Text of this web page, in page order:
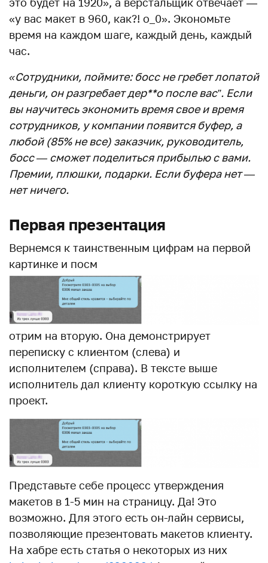
это будет на 1920», а верстальщик отвечает —
«у вас макет в 960, как?! о_0». Экономьте
время на каждом шаге, каждый день, каждый
час.
«Сотрудники, поймите: босс не гребет лопатой
деньги, он разгребает дер**о после вас”. Если
вы научитесь экономить время свое и время
сотрудников, у компании появится буфер, а
любой (85% не все) заказчик, руководитель,
босс — сможет поделиться прибылью с вами.
Премии, плюшки, подарки. Если буфера нет —
нет ничего.
Первая презентация
Вернемся к таинственным цифрам на первой
картинке и посм
отрим на вторую. Она демонстрирует
переписку с клиентом (слева) и
исполнителем (справа). В тексте выше
исполнитель дал клиенту короткую ссылку на
проект.
Представьте себе процесс утверждения
макетов в 1-5 мин на страницу. Да! Это
возможно. Для этого есть он-лайн сервисы,
позволяющие презентовать макетов клиенту.
На хабре есть статья о некоторых из них